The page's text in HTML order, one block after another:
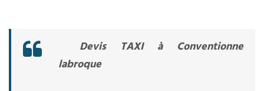
Devis TAXI à Conventionne
labroque